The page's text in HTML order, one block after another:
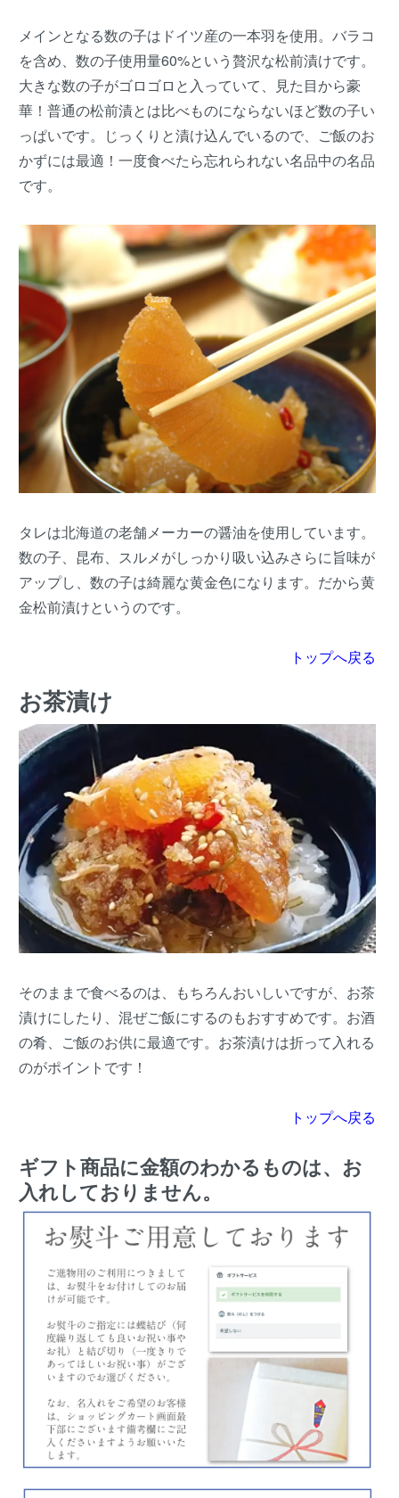
メインとなる数の子はドイツ産の一本羽を使用。バラコ
を含め、数の子使用量60%という贅沢な松前漬けです。
大きな数の子がゴロゴロと入っていて、見た目から豪
華！普通の松前漬とは比べものにならないほど数の子い
っぱいです。じっくりと漬け込んでいるので、ご飯のお
かずには最適！一度食べたら忘れられない名品中の名品
です。
タレは北海道の老舗メーカーの醤油を使用しています。
数の子、昆布、スルメがしっかり吸い込みさらに旨味が
アップし、数の子は綺麗な黄金色になります。だから黄
金松前漬けというのです。
トップへ戻る
お茶漬け
そのままで食べるのは、もちろんおいしいですが、お茶
漬けにしたり、混ぜご飯にするのもおすすめです。お酒
の肴、ご飯のお供に最適です。お茶漬けは折って入れる
のがポイントです！
トップへ戻る
ギフト商品に金額のわかるものは、お
入れしておりません。